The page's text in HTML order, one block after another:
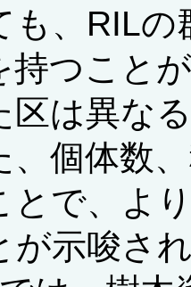
も、RIL
持つこと
区は異な
、個体数
とで、よ
が示唆さ